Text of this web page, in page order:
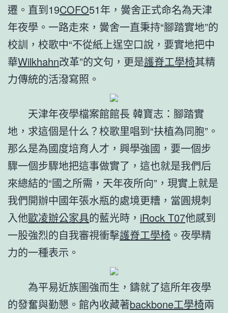
遷。直到19COFO51年，黌舍正式命名為天津
年夜學。一路走來，黌舍一直秉持“腳踏實地”的
校訓，校歌中“不從紙上逞空口說，要實地把中
華Wilkhahn改革”的文句，更是護脊工學椅其精
力傳統的活潑寫照。
天津年夜學檔案館館長 韓寶志：腳踏實
地，求這個是什么？校歌里唱到“扶植為同胞”。
那么是為國度培育人才，興學強國，要一個步
驟一個步驟地把這事做實了，這也就是我們后
來總結的“國之所需，天年夜所向”，現實上就是
我們開辦中國年張水瓶的處境更糟，當圓規刺
入他歐凌辦公家具的藍光時， iRock T07他感到
一股強烈的自我審視衝擊護脊工學椅 。夜學精
力的一種表示。
為平易近族圖強而生，鑄就了這所年夜學
的發奮與勤懇。館內收藏著backbone工學椅兩